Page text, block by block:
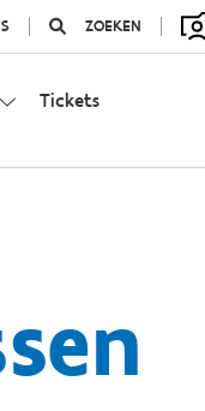
ZOEKEN
Tickets